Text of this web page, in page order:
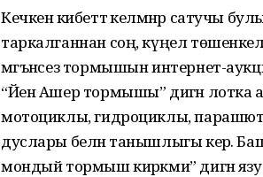
Кечкенә кибеттә келәмнәр сатучы
таркалганнан соң, күңел
мәгънәсез тормышын интернет-
“Йен Ашер тормышы” дигән лотка
мотоциклы, гидроциклы, парашют
дуслары белән танышлыгы керә.
мондый тормыш кирәкми” дигән